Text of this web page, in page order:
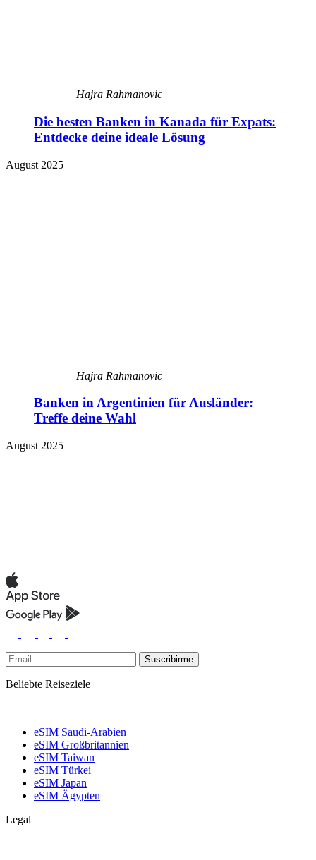
Hajra Rahmanovic
Die besten Banken in Kanada für Expats:
Entdecke deine ideale Lösung
August 2025
Hajra Rahmanovic
Banken in Argentinien für Ausländer:
Treffe deine Wahl
August 2025
Suscribirme
Beliebte Reiseziele
eSIM Saudi-Arabien
eSIM Großbritannien
eSIM Taiwan
eSIM Türkei
eSIM Japan
eSIM Ägypten
Legal